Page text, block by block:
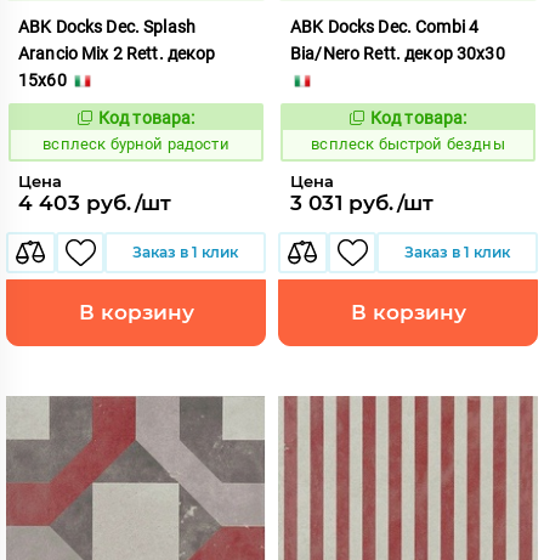
ABK Docks Dec. Splash
Arancio Mix 2 Rett. декор
15x60
235327
Код товара:
всплеск бурной радости
Цена
4 403 руб./шт
Заказ в 1 клик
В корзину
ABK Docks Dec. Combi 4
Bia/Nero Rett. декор 30x30
235377
Код товара:
всплеск быстрой бездны
Цена
3 031 руб./шт
Заказ в 1 клик
В корзину